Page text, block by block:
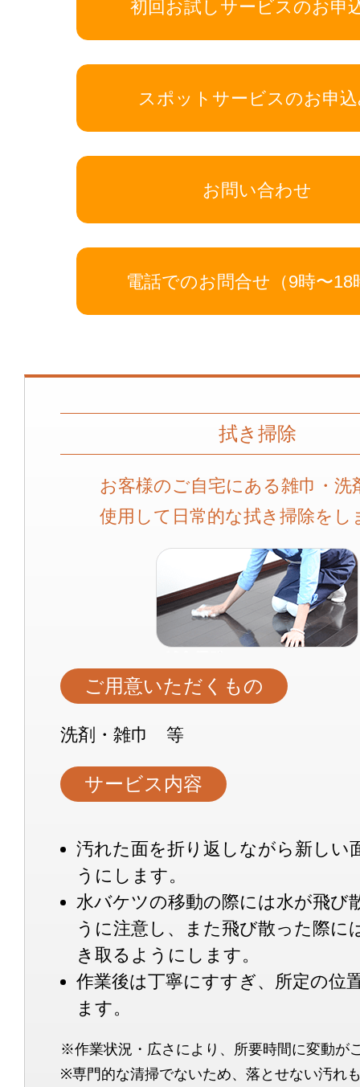
初回お試しサービスのお申
スポットサービスのお申
お問い合わせ
電話でのお問合せ（9時〜18
拭き掃除
お客様のご自宅にある雑巾・洗
使用して日常的な拭き掃除をし
ご用意いただくもの
洗剤・雑巾 等
サービス内容
汚れた面を折り返しながら新しい
うにします。
水バケツの移動の際には水が飛び
うに注意し、また飛び散った際に
き取るようにします。
作業後は丁寧にすすぎ、所定の位
ます。
※作業状況・広さにより、所要時間に変動が
※専門的な清掃でないため、落とせない汚れ